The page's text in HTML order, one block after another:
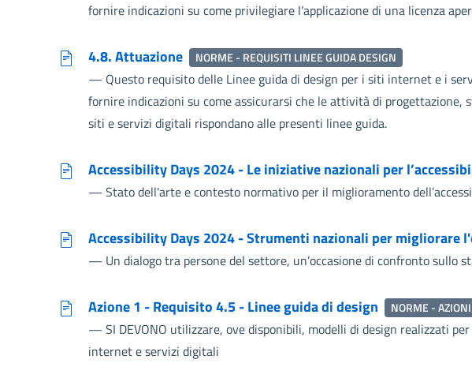
fornire indicazioni su come privilegiare l’applicazione di una licenza
4.8. Attuazione NORME - REQUISITI LINEE GUIDA DESIGN
— Questo requisito delle Linee guida di design per i siti internet e i
fornire indicazioni su come assicurarsi che le attività di progettazione,
siti e servizi digitali rispondano alle presenti linee guida.
Accessibility Days 2024 - Le iniziative nazionali per
— Stato dell'arte e contesto normativo per il miglioramento
Accessibility Days 2024 - Strumenti nazionali per migliorare
— Un dialogo tra persone del settore, un’occasione di confronto sullo
Azione 1 - Requisito 4.5 - Linee guida di design NORME -
— SI DEVONO utilizzare, ove disponibili, modelli di design realizzati
internet e servizi digitali